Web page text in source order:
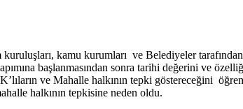
kamu kurumları ve Belediyeler
başlanmasından sonra tarihi değerini ve
ve Mahalle halkının tepki göstereceğini
halkının tepkisine neden oldu.